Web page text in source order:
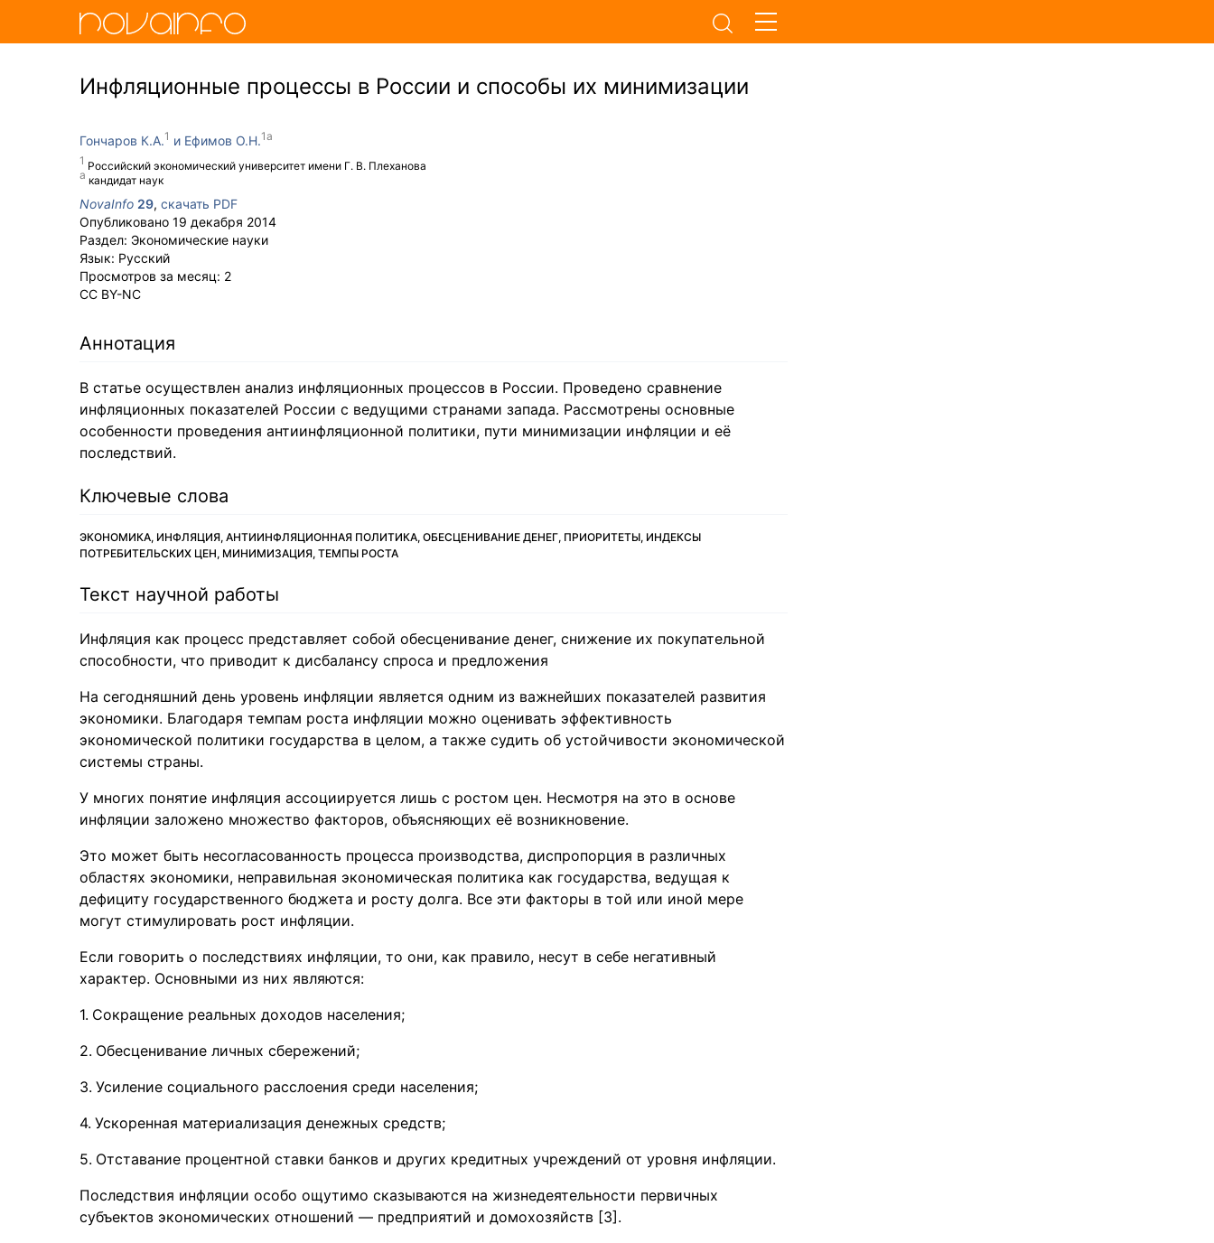
Инфляционные процессы в России и способы их минимизации
Гончаров К.А.
Российский экономический университет имени Г. В. Плеханова
Ефимов О.Н.
кандидат наук
NovaInfo 29, скачать PDF
Опубликовано 19 декабря 2014
Раздел: Экономические науки
Язык: Русский
Просмотров за месяц: 2
CC BY-NC
Аннотация
В статье осуществлен анализ инфляционных процессов в России. Проведено сравнение
инфляционных показателей России с ведущими странами запада. Рассмотрены основные
особенности проведения антиинфляционной политики, пути минимизации инфляции и её
последствий.
Ключевые слова
ЭКОНОМИКА, ИНФЛЯЦИЯ, АНТИИНФЛЯЦИОННАЯ ПОЛИТИКА, ОБЕСЦЕНИВАНИЕ ДЕНЕГ, ПРИОРИТЕТЫ, ИНДЕКСЫ
ПОТРЕБИТЕЛЬСКИХ ЦЕН, МИНИМИЗАЦИЯ, ТЕМПЫ РОСТА
Текст научной работы
Инфляция как процесс представляет собой обесценивание денег, снижение их покупательной
способности, что приводит к дисбалансу спроса и предложения
На сегодняшний день уровень инфляции является одним из важнейших показателей развития
экономики. Благодаря темпам роста инфляции можно оценивать эффективность
экономической политики государства в целом, а также судить об устойчивости экономической
системы страны.
У многих понятие инфляция ассоциируется лишь с ростом цен. Несмотря на это в основе
инфляции заложено множество факторов, объясняющих её возникновение.
Это может быть несогласованность процесса производства, диспропорция в различных
областях экономики, неправильная экономическая политика как государства, ведущая к
дефициту государственного бюджета и росту долга. Все эти факторы в той или иной мере
могут стимулировать рост инфляции.
Если говорить о последствиях инфляции, то они, как правило, несут в себе негативный
характер. Основными из них являются:
Сокращение реальных доходов населения;
Обесценивание личных сбережений;
Усиление социального расслоения среди населения;
Ускоренная материализация денежных средств;
Отставание процентной ставки банков и других кредитных учреждений от уровня инфляции.
Последствия инфляции особо ощутимо сказываются на жизнедеятельности первичных
субъектов экономических отношений — предприятий и домохозяйств [3].